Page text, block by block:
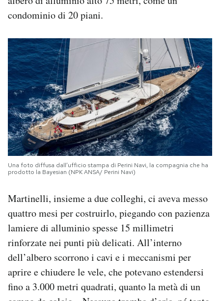
condominio di 20 piani.
Una foto diffusa dall’ufficio stampa di Perini Navi, la compagnia che ha
prodotto la Bayesian (NPK ANSA/ Perini Navi)
Martinelli, insieme a due colleghi, ci aveva messo
quattro mesi per costruirlo, piegando con pazienza
lamiere di alluminio spesse 15 millimetri
rinforzate nei punti più delicati. All’interno
dell’albero scorrono i cavi e i meccanismi per
aprire e chiudere le vele, che potevano estendersi
fino a 3.000 metri quadrati, quanto la metà di un